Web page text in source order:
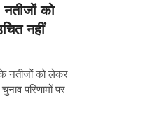
को
नहीं
के नतीजों को लेकर
परिणामों पर